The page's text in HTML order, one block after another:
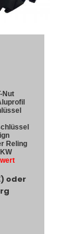
Nut
Reling
oder